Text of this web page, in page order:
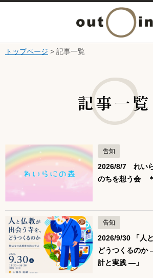
本文へ
ニ
開
く
トップページ > 記事一覧
記事一覧
告知
2026/8/7 れい
のちを想う会
告知
2026/9/30 「人
どうつくるのか
計と実践 ―」